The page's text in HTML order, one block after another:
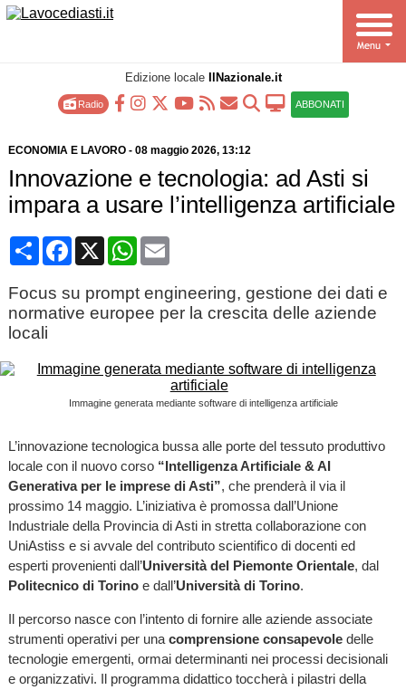
Edizione locale IlNazionale.it
Radio ABBONATI
ECONOMIA E LAVORO- 08 maggio 2026, 13:12
Innovazione e tecnologia: ad Asti si
impara a usare l’intelligenza artificiale
CondividiFacebook
X WhatsApp
Email
Focus su prompt engineering, gestione dei dati e
normative europee per la crescita delle aziende
locali
Immagine generata mediante software di intelligenza artificiale
L’innovazione tecnologica bussa alle porte del tessuto produttivo
locale con il nuovo corso “Intelligenza Artificiale & AI
Generativa per le imprese di Asti”, che prenderà il via il
prossimo 14 maggio. L’iniziativa è promossa dall’Unione
Industriale della Provincia di Asti in stretta collaborazione con
UniAstiss e si avvale del contributo scientifico di docenti ed
esperti provenienti dall’Università del Piemonte Orientale, dal
Politecnico di Torinoe dall’Università di Torino.
Il percorso nasce con l’intento di fornire alle aziende associate
strumenti operativi per una comprensione consapevoledelle
tecnologie emergenti, ormai determinanti nei processi decisionali
e organizzativi. Il programma didattico toccherà i pilastri della